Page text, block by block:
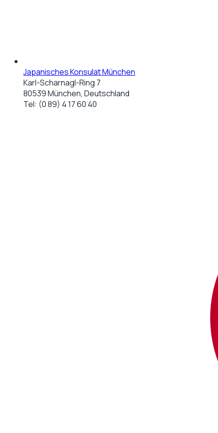
Japanisches Konsulat München
Karl-Scharnagl-Ring 7
80539 München, Deutschland
Tel: (0 89) 4 17 60 40